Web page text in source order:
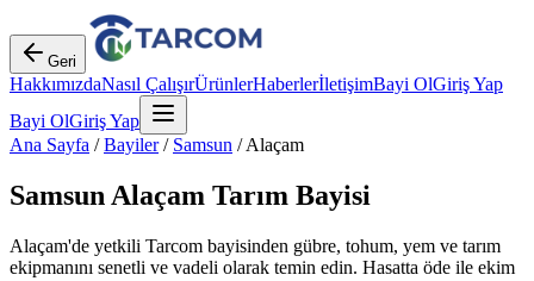
Geri
HakkımızdaNasıl ÇalışırÜrünlerHaberlerİletişimBayi OlGiriş Yap
Bayi OlGiriş Yap
Ana Sayfa /Bayiler/ Samsun /Alaçam
Samsun Alaçam Tarım Bayisi
Alaçam'de yetkili Tarcom bayisinden gübre, tohum, yem ve tarım
ekipmanını senetli ve vadeli olarak temin edin. Hasatta öde ile ekim